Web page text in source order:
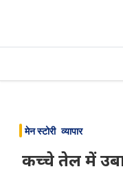
content
मेन स्टोरी व्यापार
कच्चे तेल में